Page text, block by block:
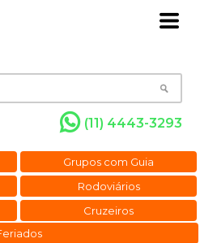
(11) 4443-3293
Grupos com Guia
Rodoviários
Cruzeiros